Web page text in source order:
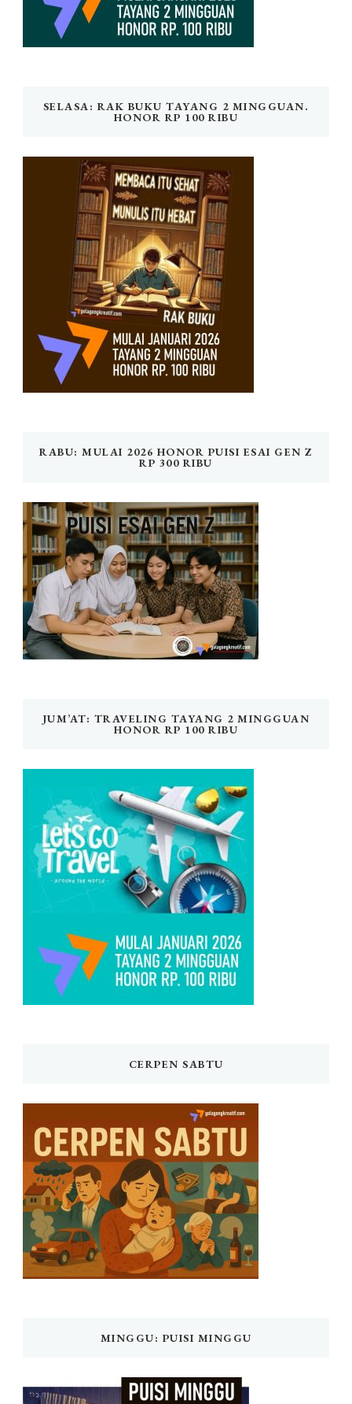
SELASA: RAK BUKU TAYANG 2 MINGGUAN.
HONOR RP 100 RIBU
RABU: MULAI 2026 HONOR PUISI ESAI GEN Z
RP 300 RIBU
JUM’AT: TRAVELING TAYANG 2 MINGGUAN
HONOR RP 100 RIBU
CERPEN SABTU
MINGGU: PUISI MINGGU